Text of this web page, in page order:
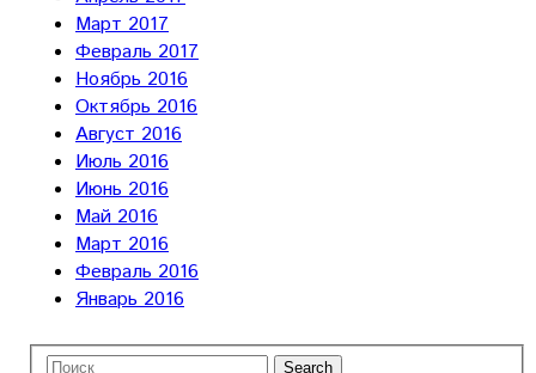
Март 2017
Февраль 2017
Ноябрь 2016
Октябрь 2016
Август 2016
Июль 2016
Июнь 2016
Май 2016
Март 2016
Февраль 2016
Январь 2016